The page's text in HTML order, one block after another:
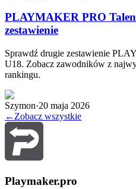
PLAYMAKER PRO
zestawienie
Sprawdź drugie zestawienie
U18. Zobacz zawodników z
rankingu.
Szymon·20 maja 2026
← Zobacz wszystkie
Playmaker.pro